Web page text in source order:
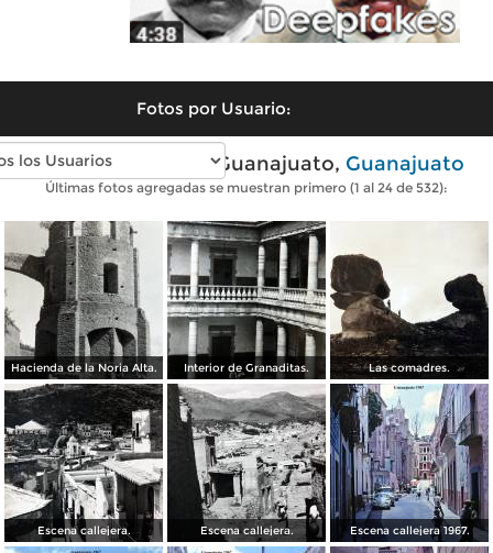
Fotos por Usuario:
Fotos antiguas de Guanajuato, Guanajuato
Últimas fotos agregadas se muestran primero (1 al 24 de 532):
Hacienda de la Noria Alta. Interior de Granaditas. Las comadres.
Escena callejera. Escena callejera. Escena callejera 1967.